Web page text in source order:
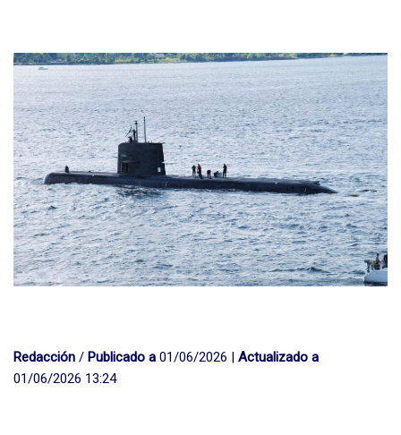
Redacción / Publicado a 01/06/2026 | Actualizado a
01/06/2026 13:24